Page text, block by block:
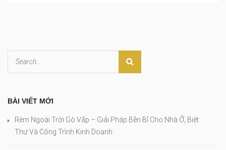
BÀI VIẾT MỚI
Rèm Ngoài Trời Gò Vấp – Giải Pháp Bền Bỉ Cho Nhà Ở, Biệt
Thự Và Công Trình Kinh Doanh